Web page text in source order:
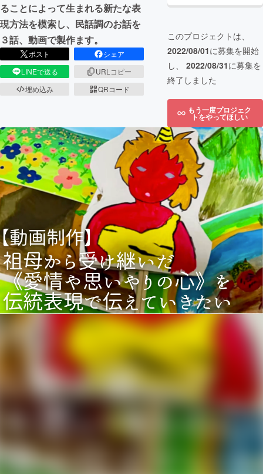
ることによって生まれる新たな表
現方法を模索し、民話調のお話を
３話、動画で製作ます。
ポスト
シェア
LINEで送る
URLコピー
埋め込み
QRコード
このプロジェクトは、
2022/08/01に募集を開始
し、 2022/08/31に募集を
終了しました
もう一度プロジェク
トをやってほしい